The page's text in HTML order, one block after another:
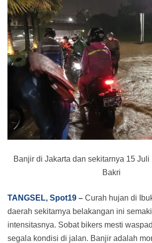
Banjir di Jakarta dan sekitarnya 15 Juli
Bakri
TANGSEL, Spot19 – Curah hujan di
daerah sekitarnya belakangan ini
intensitasnya. Sobat bikers mesti
segala kondisi di jalan. Banjir adalah